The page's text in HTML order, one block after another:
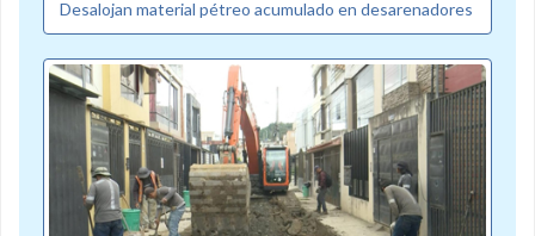
Desalojan material pétreo acumulado en desarenadores